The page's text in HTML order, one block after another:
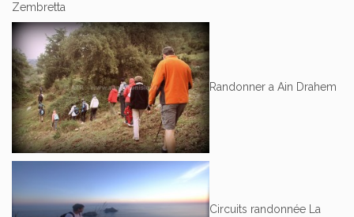
Zembretta
Randonner a Ain Drahem
Circuits randonnée La